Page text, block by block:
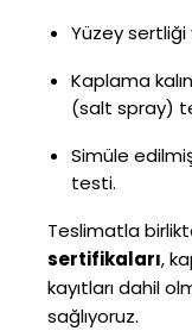
Yüzey
Kaplama
(salt spray)
Simüle
testi.
Teslimatla
sertifikaları,
kayıtları dahil
sağlıyoruz.